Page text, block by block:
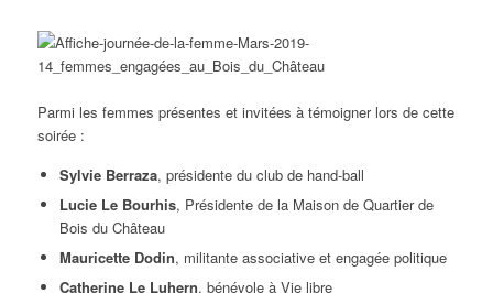
Parmi les femmes présentes et invitées à témoigner lors de cette
soirée :
Sylvie Berraza, présidente du club de hand-ball
Lucie Le Bourhis, Présidente de la Maison de Quartier de
Bois du Château
Mauricette Dodin, militante associative et engagée politique
Catherine Le Luhern, bénévole à Vie libre